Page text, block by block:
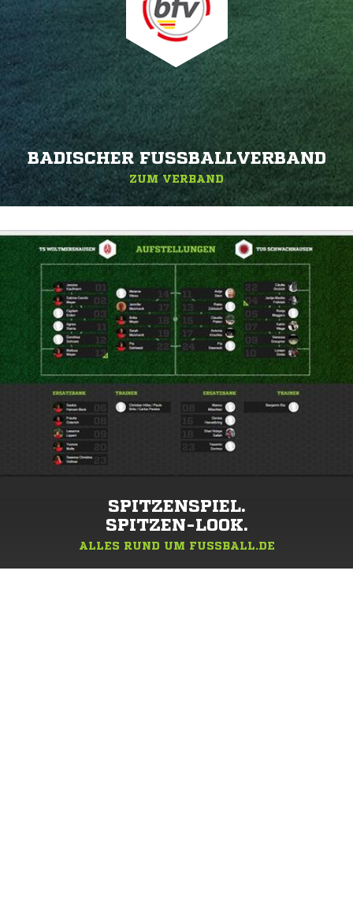
BADISCHER FUSSBALLVERBAND
ZUM VERBAND
SPITZENSPIEL.
SPITZEN-LOOK.
ALLES RUND UM FUSSBALL.DE